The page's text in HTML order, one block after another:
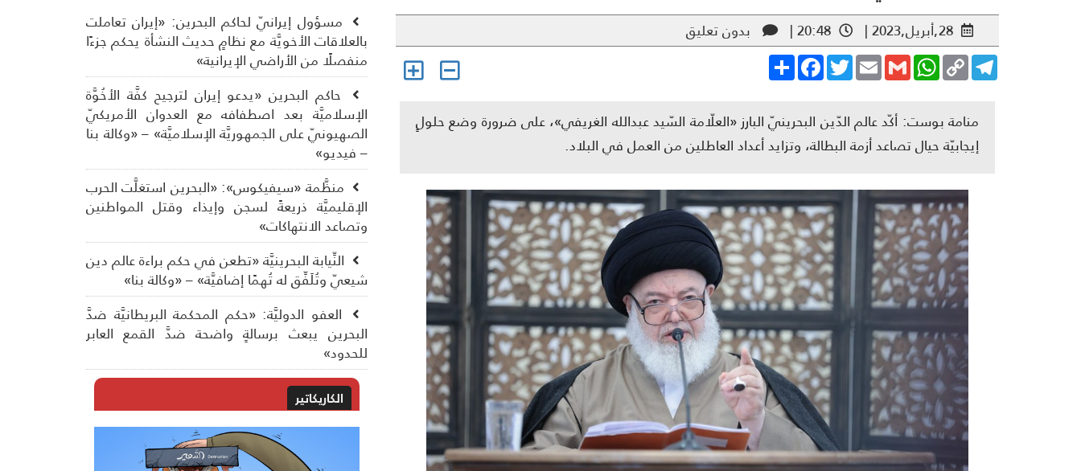
28,أبريل,2023 | 20:48 |
بدون تعليق
Share
FacebookTwitterEmailGmail
WhatsAppCopy
Link
Telegram
منامة بوست: أكّد عالم الدّين البحرينيّ البارز «العلّامة السّيد عبدالله الغريفي»، على ضرورة وضع حلولٍ
إيجابيّة حيال تصاعد أزمة البطالة، وتزايد أعداد العاطلين من العمل في البلاد.
مسؤول إيرانيّ لحاكم البحرين: «إيران تعاملت
بالعلاقات الأخويَّة مع نظامٍ حديث النشأة يحكم جزءًا
منفصلًا من الأراضي الإيرانية»
حاكم البحرين «يدعو إيران لترجيح كفَّة الأخُوَّة
الإسلاميَّة بعد اصطفافه مع العدوان الأمريكيّ
الصهيونيّ على الجمهوريَّة الإسلاميَّة» – «وكالة بنا
– فيديو»
منظَّمة «سيفيكوس»: «البحرين استغلَّت الحرب
الإقليميَّة ذريعةً لسجن وإيذاء وقتل المواطنين
وتصاعد الانتهاكات»
النِّيابة البحرينيَّة «تطعن في حكم براءة عالم دين
شيعيّ وتُلَفِّق له تُهمًا إضافيَّة» – «وكالة بنا»
العفو الدوليَّة: «حكم المحكمة البريطانيَّة ضدَّ
البحرين يبعث برسالةٍ واضحة ضدَّ القمع العابر
للحدود»
الكاريكاتير